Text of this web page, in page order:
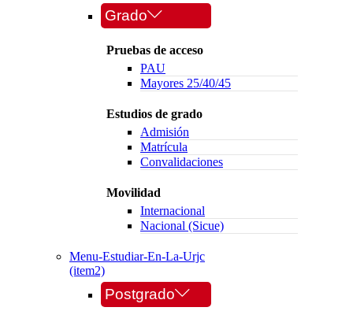
Grado
Pruebas de acceso
PAU
Mayores 25/40/45
Estudios de grado
Admisión
Matrícula
Convalidaciones
Movilidad
Internacional
Nacional (Sicue)
Menu-Estudiar-En-La-Urjc
(item2)
Postgrado